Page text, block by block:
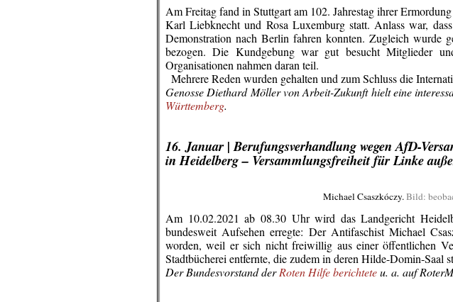
Am Freitag fand in Stuttgart am 102. Jahrestag ihrer
Karl Liebknecht und Rosa Luxemburg statt. Anlass war,
Demonstration nach Berlin fahren konnten. Zugleich wurde
bezogen. Die Kundgebung war gut besucht Mitglieder
Organisationen nahmen daran teil.
Mehrere Reden wurden gehalten und zum Schluss die
Genosse Diethard Möller von Arbeit-Zukunft hielt eine
Württemberg.
16. Januar | Berufungsverhandlung wegen AfD-
in Heidelberg – Versammlungsfreiheit für Linke
Michael Csaszkóczy.Bild:
Am 10.02.2021 ab 08.30 Uhr wird das Landgericht
bundesweit Aufsehen erregte: Der Antifaschist Michael
worden, weil er sich nicht freiwillig aus einer öffentlichen
Stadtbücherei entfernte, die zudem in deren Hilde-Domin-Saal
Der Bundesvorstand derRoten Hilfe berichteteu. a. auf